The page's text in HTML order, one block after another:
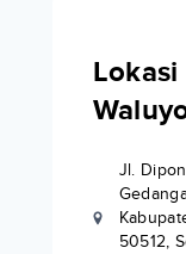
Jl.
50512,